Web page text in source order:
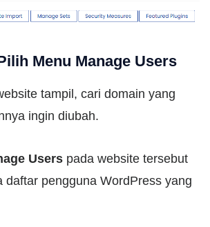
Menu Manage Users
tampil, cari domain yang
ingin diubah.
Users pada website tersebut
daftar pengguna WordPress yang